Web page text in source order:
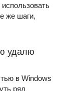
же шаги,
удалю
в Windows
ряд